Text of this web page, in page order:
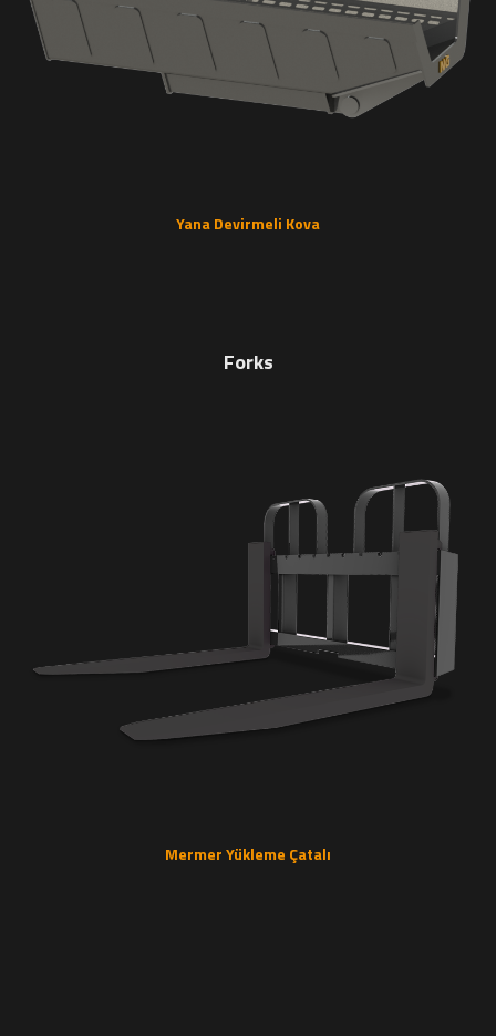
Yana Devirmeli Kova
Forks
Mermer Yükleme Çatalı